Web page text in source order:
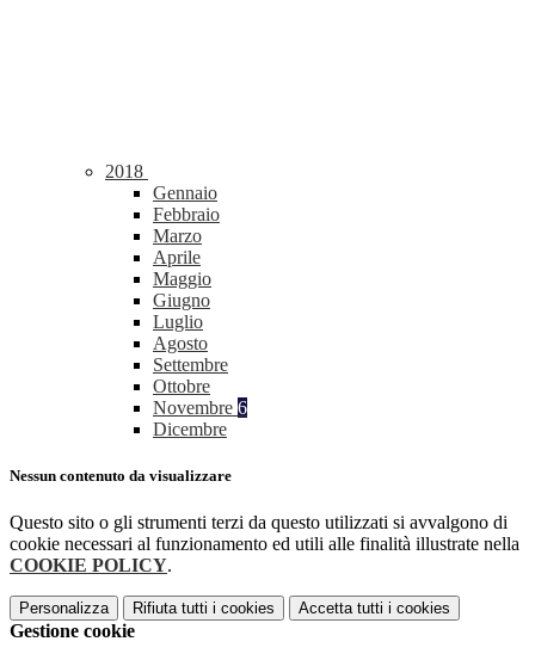
2018
Gennaio
Febbraio
Marzo
Aprile
Maggio
Giugno
Luglio
Agosto
Settembre
Ottobre
Novembre 6
Dicembre
Nessun contenuto da visualizzare
Questo sito o gli strumenti terzi da questo utilizzati si avvalgono di
cookie necessari al funzionamento ed utili alle finalità illustrate nella
COOKIE POLICY.
Personalizza Rifiuta tutti i cookies Accetta tutti i cookies
Gestione cookie